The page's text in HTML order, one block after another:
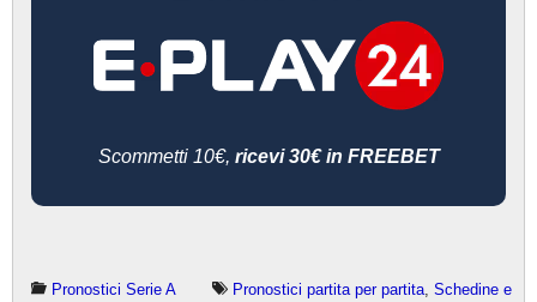
Scommetti 10€, ricevi 30€ in FREEBET
Pronostici Serie A Pronostici partita per partita Schedine e